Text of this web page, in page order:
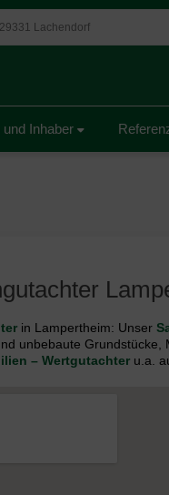
Lachendorf
und Inhaber
in Lampertheim: Unser
unbebaute Grundstücke,
– Wertgutachter u.a.